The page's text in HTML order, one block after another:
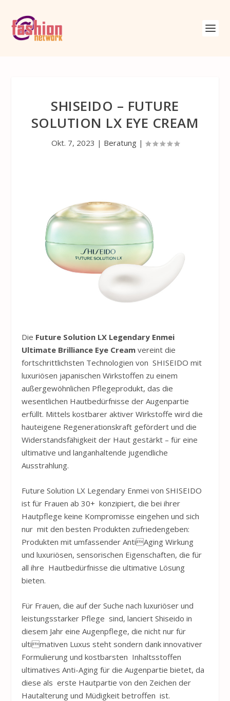
SHISEIDO – FUTURE
SOLUTION LX EYE CREAM
Okt. 7, 2023 | Beratung|
Die Future Solution LX Legendary Enmei
Ultimate Brilliance Eye Cream vereint die
fortschrittlichsten Technologien von SHISEIDO mit
luxuriösen japanischen Wirkstoffen zu einem
außergewöhnlichen Pflegeprodukt, das die
wesentlichen Hautbedürfnisse der Augenpartie
erfüllt. Mittels kostbarer aktiver Wirkstoffe wird die
hauteigene Regenerationskraft gefördert und die
Widerstandsfähigkeit der Haut gestärkt – für eine
ultimative und langanhaltende jugendliche
Ausstrahlung.
Future Solution LX Legendary Enmei von SHISEIDO
ist für Frauen ab 30+ konzipiert, die bei ihrer
Hautpflege keine Kompromisse eingehen und sich
nur mit den besten Produkten zufriedengeben:
Produkten mit umfassender AntiAging Wirkung
und luxuriösen, sensorischen Eigenschaften, die für
all ihre Hautbedürfnisse die ultimative Lösung
bieten.
Für Frauen, die auf der Suche nach luxuriöser und
leistungsstarker Pflege sind, lanciert Shiseido in
diesem Jahr eine Augenpflege, die nicht nur für
ultimativen Luxus steht sondern dank innovativer
Formulierung und kostbarsten Inhaltsstoffen
ultimatives Anti-Aging für die Augenpartie bietet, da
diese als erste Hautpartie von den Zeichen der
Hautalterung und Müdigkeit betroffen ist.